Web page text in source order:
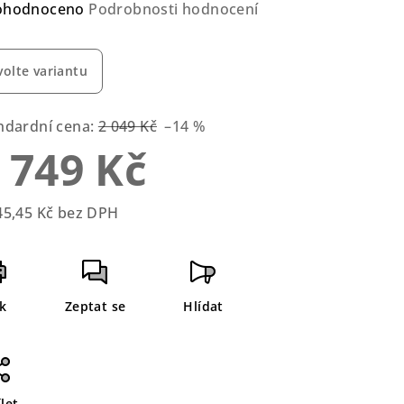
Podrobnosti hodnocení
variantu
cena: 2 049 Kč –14 %
749 Kč
Kč bez DPH
Zeptat se Hlídat